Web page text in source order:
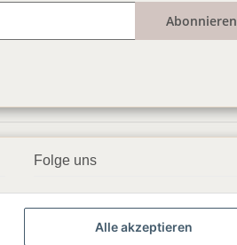
Abonnieren
Folge uns
▶️ YouTube
Alle akzeptieren